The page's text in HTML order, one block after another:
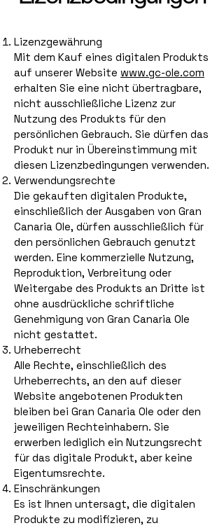
Lizenzgewährung
Mit dem Kauf eines digitalen Produkts
auf unserer Website www.gc-ole.com
erhalten Sie eine nicht übertragbare,
nicht ausschließliche Lizenz zur
Nutzung des Produkts für den
persönlichen Gebrauch. Sie dürfen das
Produkt nur in Übereinstimmung mit
diesen Lizenzbedingungen verwenden.
Verwendungsrechte
Die gekauften digitalen Produkte,
einschließlich der Ausgaben von Gran
Canaria Ole, dürfen ausschließlich für
den persönlichen Gebrauch genutzt
werden. Eine kommerzielle Nutzung,
Reproduktion, Verbreitung oder
Weitergabe des Produkts an Dritte ist
ohne ausdrückliche schriftliche
Genehmigung von Gran Canaria Ole
nicht gestattet.
Urheberrecht
Alle Rechte, einschließlich des
Urheberrechts, an den auf dieser
Website angebotenen Produkten
bleiben bei Gran Canaria Ole oder den
jeweiligen Rechteinhabern. Sie
erwerben lediglich ein Nutzungsrecht
für das digitale Produkt, aber keine
Eigentumsrechte.
Einschränkungen
Es ist Ihnen untersagt, die digitalen
Produkte zu modifizieren, zu